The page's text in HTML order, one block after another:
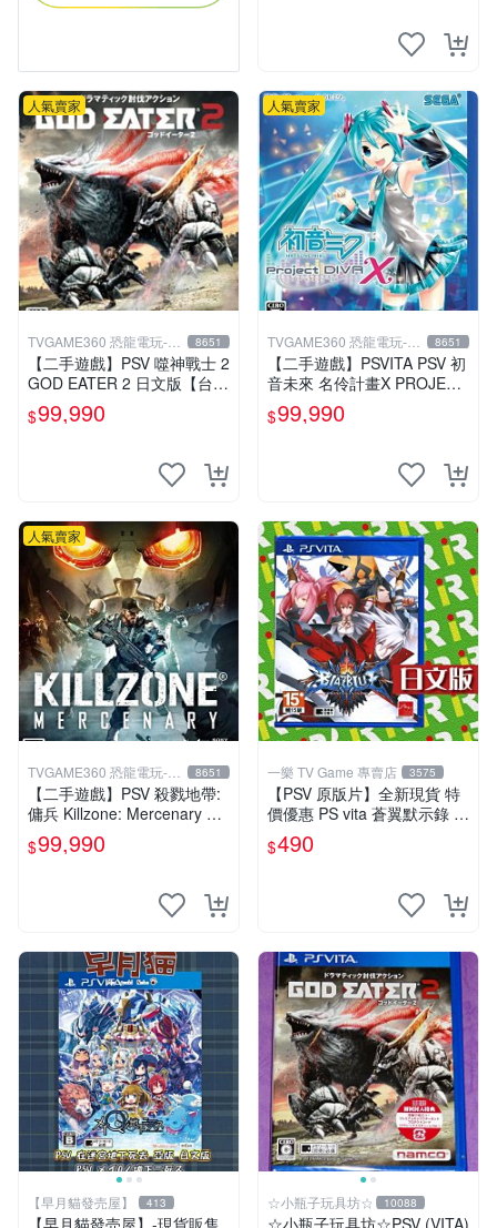
人氣賣家
TVGAME360 恐龍電玩-台
中店
8651
【二手遊戲】PSV 噬神戰士 2
GOD EATER 2 日文版【台中
恐龍電玩】
$99,990
人氣賣家
TVGAME360 恐龍電玩-台
中店
8651
【二手遊戲】PSVITA PSV 初
音未來 名伶計畫X PROJECT
DIVA X 日文版【台中恐龍電
玩】
$99,990
人氣賣家
TVGAME360 恐龍電玩-台
中店
8651
【二手遊戲】PSV 殺戮地帶:
傭兵 Killzone: Mercenary 中
文版【台中恐龍電玩】
$99,990
一樂 TV Game 專賣店 3575
【PSV 原版片】全新現貨 特
價優惠 PS vita 蒼翼默示錄 時
間幻象 BBCP 亞日版 日文版
【台中一樂電玩】
$490
【早月貓發売屋】 413 ☆小瓶子玩具坊☆ 10088